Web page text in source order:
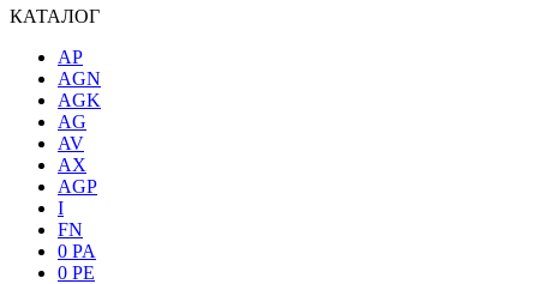
КАТАЛОГ
AP
AGN
AGK
AG
AV
AX
AGP
I
FN
0 PA
0 PE